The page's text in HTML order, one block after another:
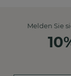
Melden Sie